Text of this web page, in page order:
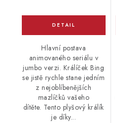
Hlavní postava
animovaného seriálu v
jumbo verzi. Králíček Bing
se jistě rychle stane jedním
z nejoblíbenějších
mazlíčků vašeho
dítěte. Tento plyšový králík
je díky...